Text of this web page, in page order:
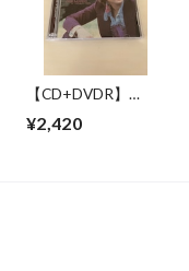
【CD+DVDR】
COLLECTION
¥2,420